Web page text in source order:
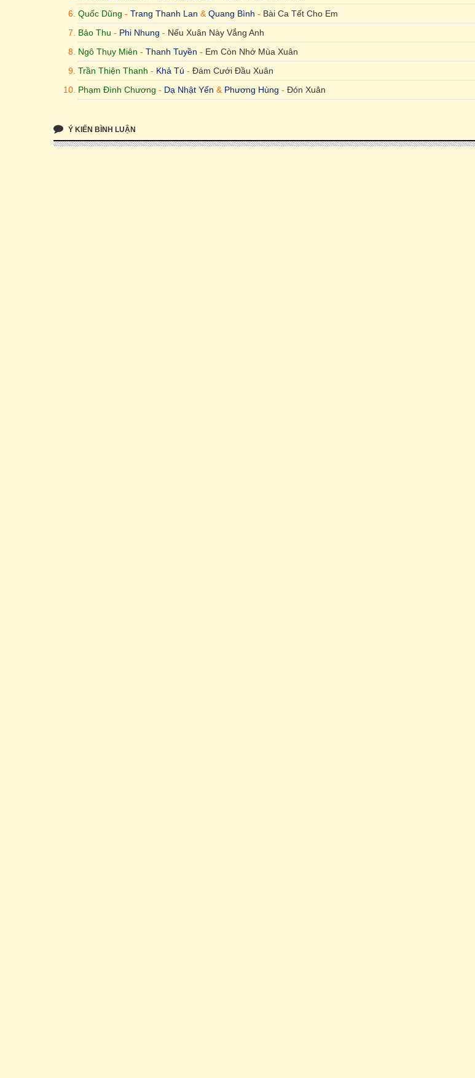
Quốc Dũng - Trang Thanh Lan & Quang Bình - Bài Ca Tết Cho Em
Bảo Thu - Phi Nhung - Nếu Xuân Này Vắng Anh
Ngô Thụy Miên - Thanh Tuyền - Em Còn Nhớ Mùa Xuân
Trần Thiện Thanh - Khả Tú - Đám Cưới Đầu Xuân
Phạm Đình Chương - Dạ Nhật Yến & Phương Hùng - Đón Xuân
Ý KIẾN BÌNH LUẬN